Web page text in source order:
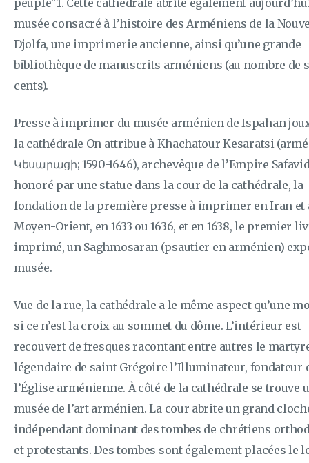
peuple"1. Cette cathédrale abrite également
musée consacré à l’histoire des Arméniens de la
Djolfa, une imprimerie ancienne, ainsi qu’une grande
bibliothèque de manuscrits arméniens (au nombre de
cents).
Presse à imprimer du musée arménien de Ispahan
la cathédrale On attribue à Khachatour Kesaratsi
Կեսարացի; 1590-1646), archevêque de l’Empire
honoré par une statue dans la cour de la cathédrale, la
fondation de la première presse à imprimer en Iran et
Moyen-Orient, en 1633 ou 1636, et en 1638, le premier
imprimé, un Saghmosaran (psautier en arménien)
musée.
Vue de la rue, la cathédrale a le même aspect qu’une
si ce n’est la croix au sommet du dôme. L’intérieur est
recouvert de fresques racontant entre autres le
légendaire de saint Grégoire l’Illuminateur, fondateur
l’Église arménienne. À côté de la cathédrale se trouve
musée de l’art arménien. La cour abrite un grand
indépendant dominant des tombes de chrétiens
et protestants. Des tombes sont également placées le